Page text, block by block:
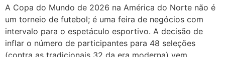
A Copa do Mundo de 2026 na América do Norte não é
um torneio de futebol; é uma feira de negócios com
intervalo para o espetáculo esportivo. A decisão de
inflar o número de participantes para 48 seleções
(contra as tradicionais 32 da era moderna) vem